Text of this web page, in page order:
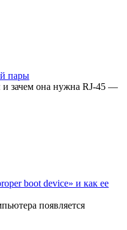
пары
и зачем она нужна RJ-45 —
boot device» и как ее
появляется